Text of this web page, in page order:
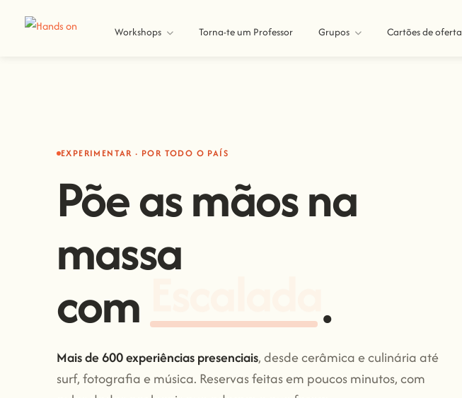
Workshops Torna-te um Professor Grupos Cartões de oferta
EXPERIMENTAR · POR TODO O PAÍS
Põe as mãos na
massa
comEscalada.
Mais de 600 experiências presenciais, desde cerâmica e culinária até
surf, fotografia e música. Reservas feitas em poucos minutos, com